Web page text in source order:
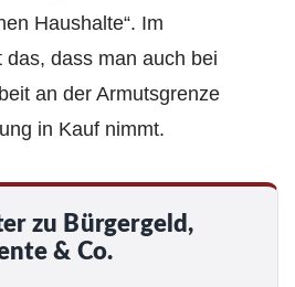
Haushalte“. Im
dass man auch bei
an der Armutsgrenze
in Kauf nimmt.
zu Bürgergeld,
& Co.